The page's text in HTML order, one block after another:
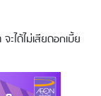
ะได้ไม่เสียดอกเบี้ย